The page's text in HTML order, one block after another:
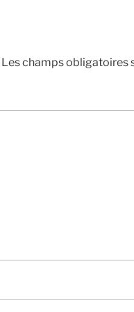
Les champs obligatoires